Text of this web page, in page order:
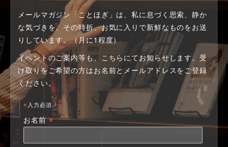
メールマガジン「ことほぎ」は、私に息づく思索、静か
な気づきを、その時折、お気に入りで新鮮なものをお送
りしています。（月に1程度）
イベントのご案内等も、こちらにてお知らせします。受
け取りをご希望の方はお名前とメールアドレスをご登録
ください。
* 入力必須
お名前*